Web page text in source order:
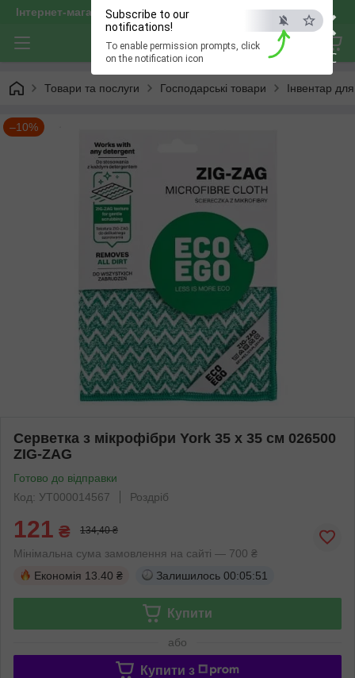
×
ESC
Subscribe to our
notifications!
To enable permission prompts, click
on the notification icon
Інтернет-магазин "optservis"
Товари та послуги Господарські товари Інвентар
–10%
Серветка з мікрофібри York 35 х 35 см 026500
ZIG-ZAG
Готово до відправки
Код: УТ000014567
Роздріб
121 ₴ 134,40 ₴
Мінімальна сума замовлення на сайті — 700 ₴
Економія 13.40 ₴ Залишилось 00:05:50
Купити
або
Купити з